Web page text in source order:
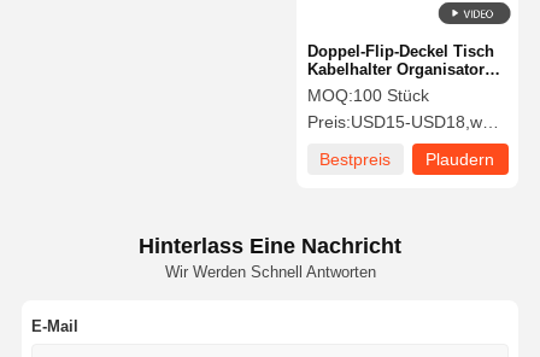
Doppel-Flip-Deckel Tisch
Kabelhalter Organisator
Management-Tray 340MM
MOQ:100 Stück
Preis:USD15-USD18,wholesale price negotiate.
Bestpreis
Plaudern
Hinterlass Eine Nachricht
Wir Werden Schnell Antworten
E-Mail